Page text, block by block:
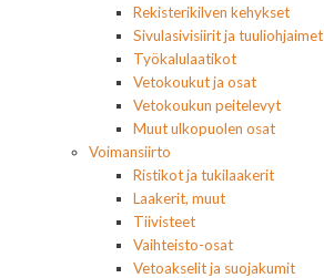
Rekisterikilven kehykset
Sivulasivisiirit ja tuuliohjaimet
Työkalulaatikot
Vetokoukut ja osat
Vetokoukun peitelevyt
Muut ulkopuolen osat
Voimansiirto
Ristikot ja tukilaakerit
Laakerit, muut
Tiivisteet
Vaihteisto-osat
Vetoakselit ja suojakumit